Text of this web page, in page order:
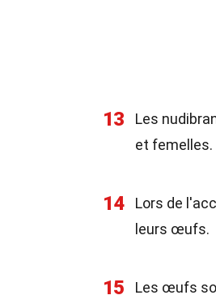
13
Les
et femelles.
14
Lors de
leurs œufs.
15 Les œufs